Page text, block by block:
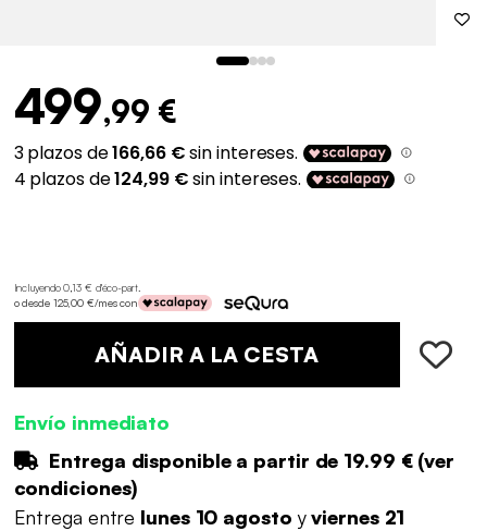
499,99 €
Incluyendo 0,13 € d'éco-part.
o desde 125,00 €/mes con
AÑADIR A LA CESTA
Envío inmediato
Entrega disponible a partir de 19.99 €(ver
condiciones)
Entrega entre lunes 10 agosto yviernes 21